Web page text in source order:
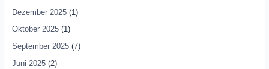
Dezember 2025(1)
Oktober 2025(1)
September 2025(7)
Juni 2025(2)